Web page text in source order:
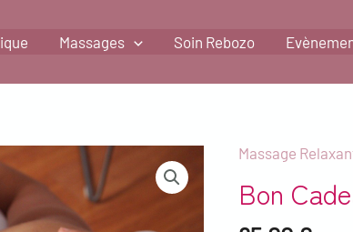
Massages Soin Rebozo
Massage
Bon
quantité
de
Bon